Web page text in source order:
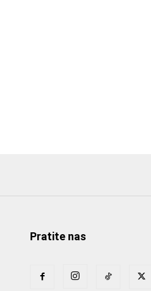
Pratite nas